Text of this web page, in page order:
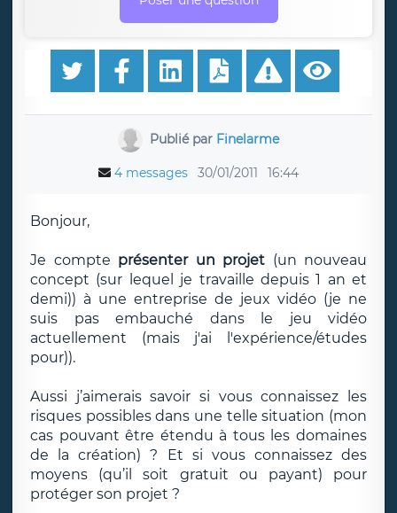
Publié par Finelarme
4 messages 30/01/2011 16:44
Bonjour,
Je compte présenter un projet (un nouveau
concept (sur lequel je travaille depuis 1 an et
demi)) à une entreprise de jeux vidéo (je ne
suis pas embauché dans le jeu vidéo
actuellement (mais j'ai l'expérience/études
pour)).
Aussi j’aimerais savoir si vous connaissez les
risques possibles dans une telle situation (mon
cas pouvant être étendu à tous les domaines
de la création) ? Et si vous connaissez des
moyens (qu’il soit gratuit ou payant) pour
protéger son projet ?